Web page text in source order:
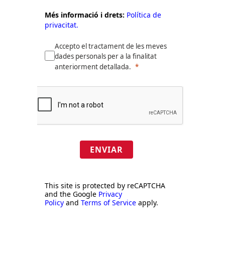
Més informació i drets: Política de
privacitat.
Accepto el tractament de les meves
dades personals per a la finalitat
anteriorment detallada.
ENVIAR
This site is protected by reCAPTCHA
and the Google Privacy
Policy and Terms of Service apply.